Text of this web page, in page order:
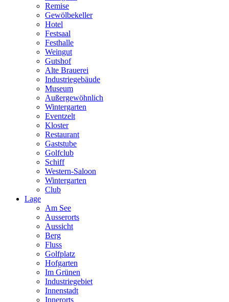
Remise
Gewölbekeller
Hotel
Festsaal
Festhalle
Weingut
Gutshof
Alte Brauerei
Industriegebäude
Museum
Außergewöhnlich
Wintergarten
Eventzelt
Kloster
Restaurant
Gaststube
Golfclub
Schiff
Western-Saloon
Wintergarten
Club
Lage
Am See
Ausserorts
Aussicht
Berg
Fluss
Golfplatz
Hofgarten
Im Grünen
Industriegebiet
Innenstadt
Innerorts